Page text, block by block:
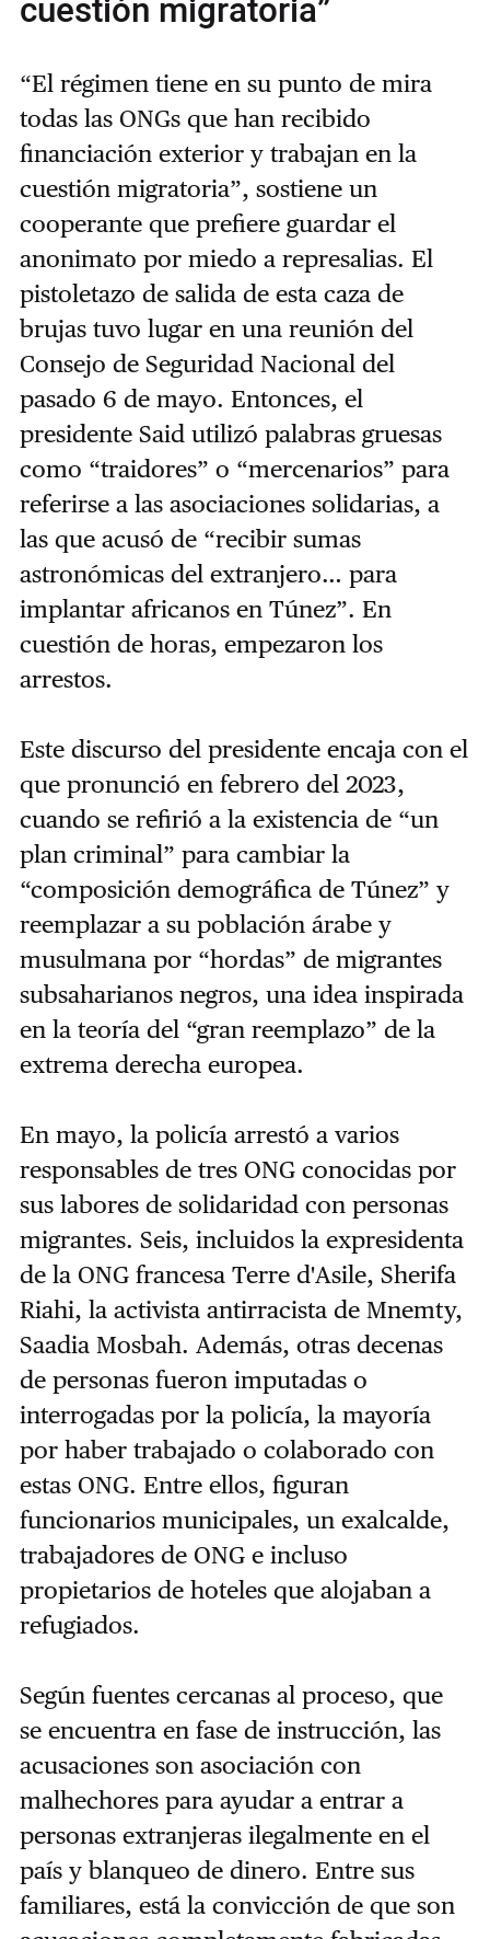
cuestión migratoria”
“El régimen tiene en su punto de mira
todas las ONGs que han recibido
financiación exterior y trabajan en la
cuestión migratoria”, sostiene un
cooperante que prefiere guardar el
anonimato por miedo a represalias. El
pistoletazo de salida de esta caza de
brujas tuvo lugar en una reunión del
Consejo de Seguridad Nacional del
pasado 6 de mayo. Entonces, el
presidente Said utilizó palabras gruesas
como “traidores” o “mercenarios” para
referirse a las asociaciones solidarias, a
las que acusó de “recibir sumas
astronómicas del extranjero… para
implantar africanos en Túnez”. En
cuestión de horas, empezaron los
arrestos.
Este discurso del presidente encaja con el
que pronunció en febrero del 2023,
cuando se refirió a la existencia de “un
plan criminal” para cambiar la
“composición demográfica de Túnez” y
reemplazar a su población árabe y
musulmana por “hordas” de migrantes
subsaharianos negros, una idea inspirada
en la teoría del “gran reemplazo” de la
extrema derecha europea.
En mayo, la policía arrestó a varios
responsables de tres ONG conocidas por
sus labores de solidaridad con personas
migrantes. Seis, incluidos la expresidenta
de la ONG francesa Terre d'Asile, Sherifa
Riahi, la activista antirracista de Mnemty,
Saadia Mosbah. Además, otras decenas
de personas fueron imputadas o
interrogadas por la policía, la mayoría
por haber trabajado o colaborado con
estas ONG. Entre ellos, figuran
funcionarios municipales, un exalcalde,
trabajadores de ONG e incluso
propietarios de hoteles que alojaban a
refugiados.
Según fuentes cercanas al proceso, que
se encuentra en fase de instrucción, las
acusaciones son asociación con
malhechores para ayudar a entrar a
personas extranjeras ilegalmente en el
país y blanqueo de dinero. Entre sus
familiares, está la convicción de que son